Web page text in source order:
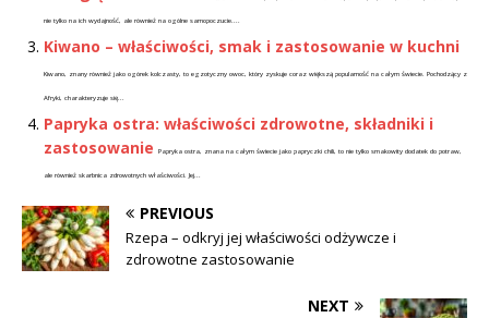
nie tylko na ich wydajność, ale również na ogólne samopoczucie....
Kiwano – właściwości, smak i zastosowanie w kuchni
Kiwano, znany również jako ogórek kolczasty, to egzotyczny owoc, który zyskuje coraz większą popularność na całym świecie. Pochodzący z
Afryki, charakteryzuje się...
Papryka ostra: właściwości zdrowotne, składniki i
zastosowanie
Papryka ostra, znana na całym świecie jako papryczki chili, to nie tylko smakowity dodatek do potraw,
ale również skarbnica zdrowotnych właściwości. Jej...
PREVIOUS
Rzepa – odkryj jej właściwości odżywcze i
zdrowotne zastosowanie
NEXT